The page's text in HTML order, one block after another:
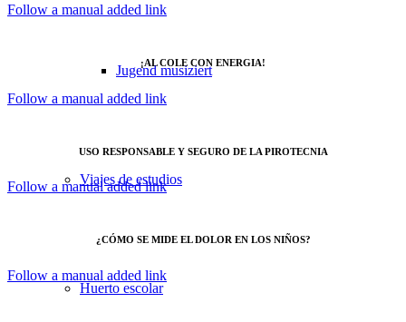
Jugend musiziert
Viajes de estudios
Huerto escolar
Follow a manual added link
¡AL COLE CON ENERGIA!
Follow a manual added link
USO RESPONSABLE Y SEGURO DE LA PIROTECNIA
Follow a manual added link
¿CÓMO SE MIDE EL DOLOR EN LOS NIÑOS?
Follow a manual added link